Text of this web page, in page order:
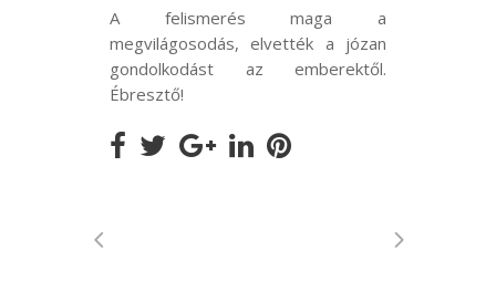
A felismerés maga a
megvilágosodás, elvették a józan
gondolkodást az emberektől.
Ébresztő!